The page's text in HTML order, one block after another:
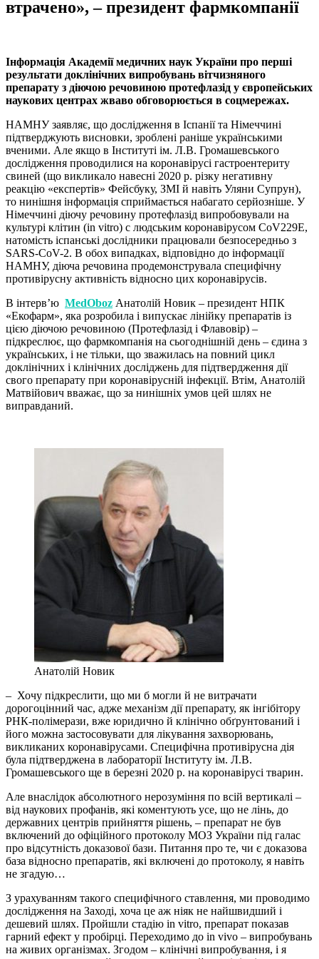
втрачено», – президент фармкомпанії
Інформація Академії медичних наук України про перші
результати доклінічних випробувань вітчизняного
препарату з діючою речовиною протефлазід у європейських
наукових центрах жваво обговорюється в соцмережах.
НАМНУ заявляє, що дослідження в Іспанії та Німеччині
підтверджують висновки, зроблені раніше українськими
вченими. Але якщо в Інституті ім. Л.В. Громашевського
дослідження проводилися на коронавірусі гастроентериту
свиней (що викликало навесні 2020 р. різку негативну
реакцію «експертів» Фейсбуку, ЗМІ й навіть Уляни Супрун),
то нинішня інформація сприймається набагато серйозніше. У
Німеччині діючу речовину протефлазід випробовували на
культурі клітин (in vitro) c людським коронавірусом CoV229E,
натомість іспанські дослідники працювали безпосередньо з
SARS-CoV-2. В обох випадках, відповідно до інформації
НАМНУ, діюча речовина продемонструвала специфічну
противірусну активність відносно цих коронавірусів.
В інтерв’ю MedOboz Анатолій Новик – президент НПК
«Екофарм», яка розробила і випускає лінійку препаратів із
цією діючою речовиною (Протефлазід і Флавовір) –
підкреслює, що фармкомпанія на сьогоднішній день – єдина з
українських, і не тільки, що зважилась на повний цикл
доклінічних і клінічних досліджень для підтвердження дії
свого препарату при коронавірусній інфекції. Втім, Анатолій
Матвійович вважає, що за нинішніх умов цей шлях не
виправданий.
Анатолій Новик
– Хочу підкреслити, що ми б могли й не витрачати
дорогоцінний час, адже механізм дії препарату, як інгібітору
РНК-полімерази, вже юридично й клінічно обґрунтований і
його можна застосовувати для лікування захворювань,
викликаних коронавірусами. Специфічна противірусна дія
була підтверджена в лабораторії Інституту ім. Л.В.
Громашевського ще в березні 2020 р. на коронавірусі тварин.
Але внаслідок абсолютного нерозуміння по всій вертикалі –
від наукових профанів, які коментують усе, що не лінь, до
державних центрів прийняття рішень, – препарат не був
включений до офіційного протоколу МОЗ України під галас
про відсутність доказової бази. Питання про те, чи є доказова
база відносно препаратів, які включені до протоколу, я навіть
не згадую…
З урахуванням такого специфічного ставлення, ми проводимо
дослідження на Заході, хоча це аж ніяк не найшвидший і
дешевий шлях. Пройшли стадію in vitro, препарат показав
гарний ефект у пробірці. Переходимо до in vivo – випробувань
на живих організмах. Згодом – клінічні випробування, і я